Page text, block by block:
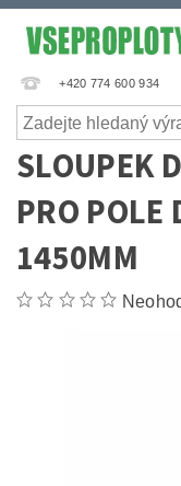
+420 774 600 934
SLOUPEK
PRO POLE
1450MM